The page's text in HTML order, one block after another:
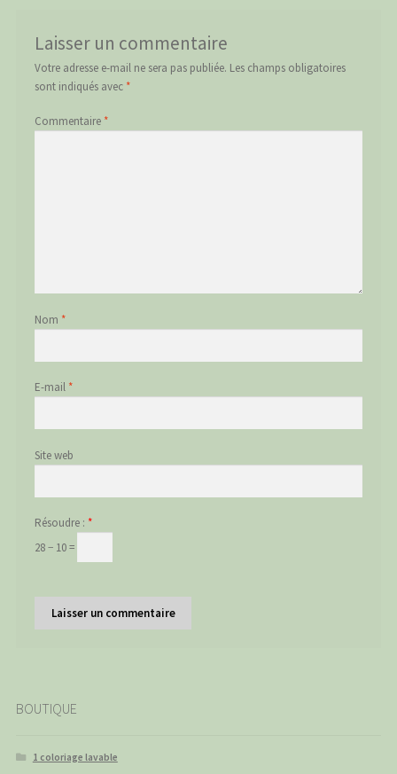
Laisser un commentaire
Votre adresse e-mail ne sera pas publiée. Les champs obligatoires
sont indiqués avec *
Commentaire *
Nom *
E-mail *
Site web
Résoudre : *
28 − 10 =
BOUTIQUE
1 coloriage lavable